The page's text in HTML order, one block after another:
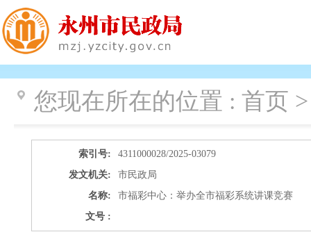
您现在所在的位置 : 首页
索引号:
4311000028/2025-03079
发文机关:
市民政局
名称:
市福彩中心：举办全市福彩系统讲课竞赛
文号 :